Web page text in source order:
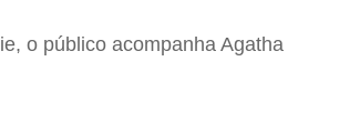
o público acompanha Agatha